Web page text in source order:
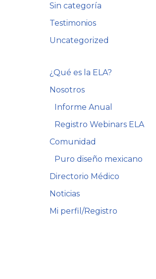
Sin categoría
Testimonios
Uncategorized
¿Qué es la ELA?
Nosotros
Informe Anual
Registro Webinars ELA
Comunidad
Puro diseño mexicano
Directorio Médico
Noticias
Mi perfil/Registro